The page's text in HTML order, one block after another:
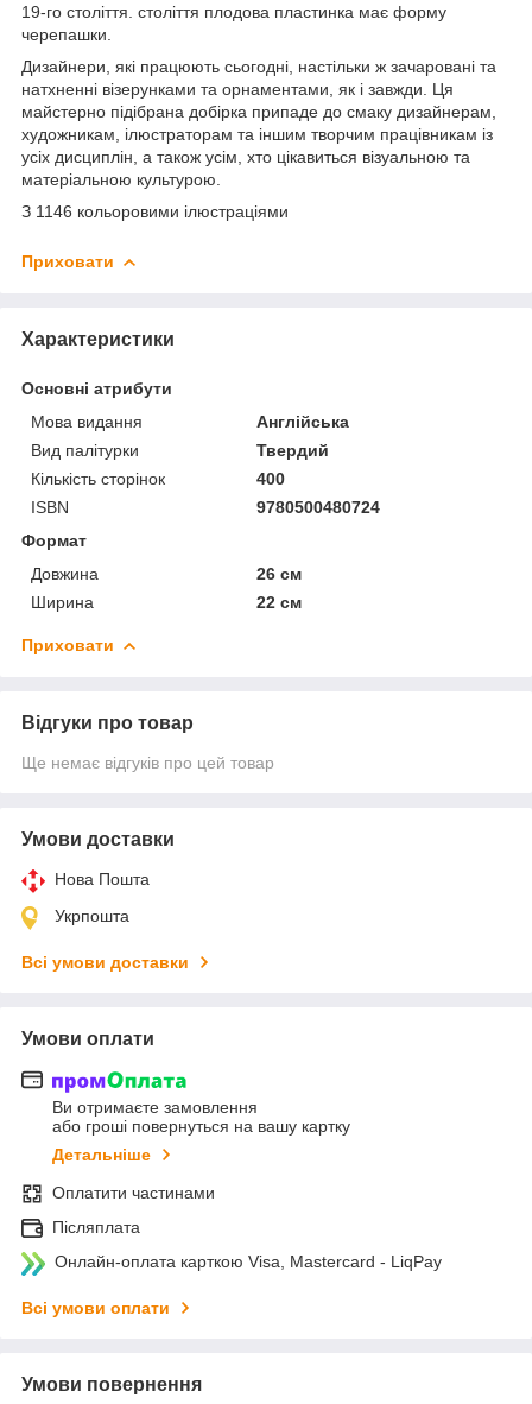
19-го століття. століття плодова пластинка має форму
черепашки.
Дизайнери, які працюють сьогодні, настільки ж зачаровані та
натхненні візерунками та орнаментами, як і завжди. Ця
майстерно підібрана добірка припаде до смаку дизайнерам,
художникам, ілюстраторам та іншим творчим працівникам із
усіх дисциплін, а також усім, хто цікавиться візуальною та
матеріальною культурою.
З 1146 кольоровими ілюстраціями
Приховати
Характеристики
Основні атрибути
Мова видання
Англійська
Вид палітурки
Твердий
Кількість сторінок
400
ISBN
9780500480724
Формат
Довжина
26 см
Ширина
22 см
Приховати
Відгуки про товар
Ще немає відгуків про цей товар
Умови доставки
Нова Пошта
Укрпошта
Всі умови доставки
Умови оплати
Ви отримаєте замовлення
або гроші повернуться на вашу картку
Детальніше
Оплатити частинами
Післяплата
Онлайн-оплата карткою Visa, Mastercard - LiqPay
Всі умови оплати
Умови повернення